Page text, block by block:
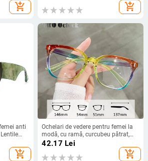
add_shopping_cart
Balama cu arc Rame de ochelari
leopard
add_shopping_cart
anti
de
add_shopping_cart
Ochelari de vedere pentru femei la
modă, cu ramă, curcubeu pătrat,
colorați, cu prescripție 0 dioptrii,
ochelari de vedere pentru femei,
plastic anti albastru
42.17 Lei
add_shopping_cart